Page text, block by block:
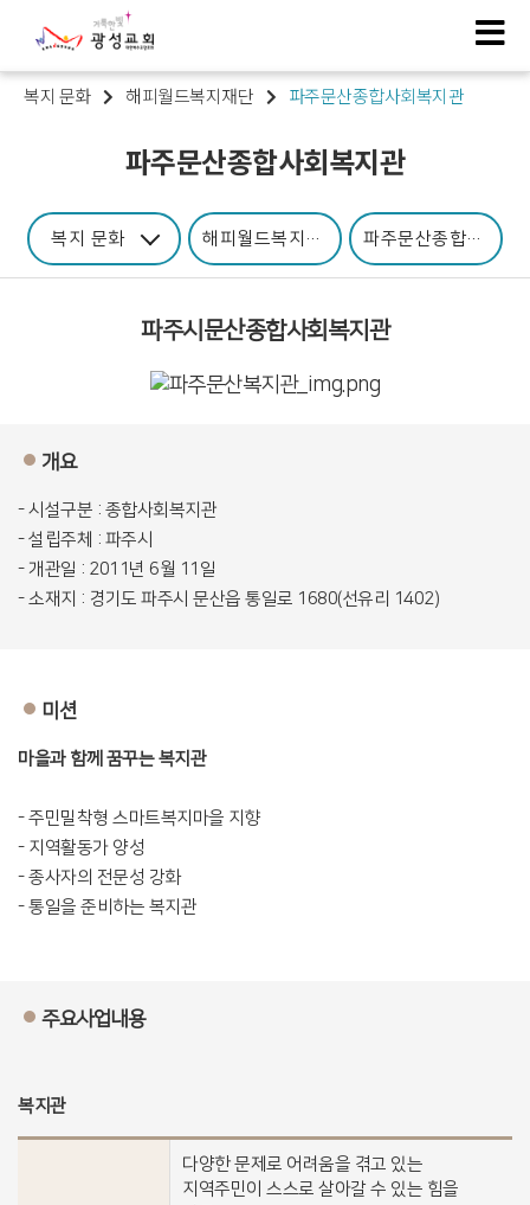
복지 문화 해피월드복지재단 파주문산종합사회복지관
파주문산종합사회복지관
복지 문화 해피월드복지재단 파주문산종합사회복
파주시문산종합사회복지관
개요
- 시설구분 : 종합사회복지관
- 설립주체 : 파주시
- 개관일 : 2011년 6월 11일
- 소재지 : 경기도 파주시 문산읍 통일로 1680(선유리 1402)
미션
마을과 함께 꿈꾸는 복지관
- 주민밀착형 스마트복지마을 지향
- 지역활동가 양성
- 종사자의 전문성 강화
- 통일을 준비하는 복지관
주요사업내용
복지관
다양한 문제로 어려움을 겪고 있는
지역주민이 스스로 살아갈 수 있는 힘을